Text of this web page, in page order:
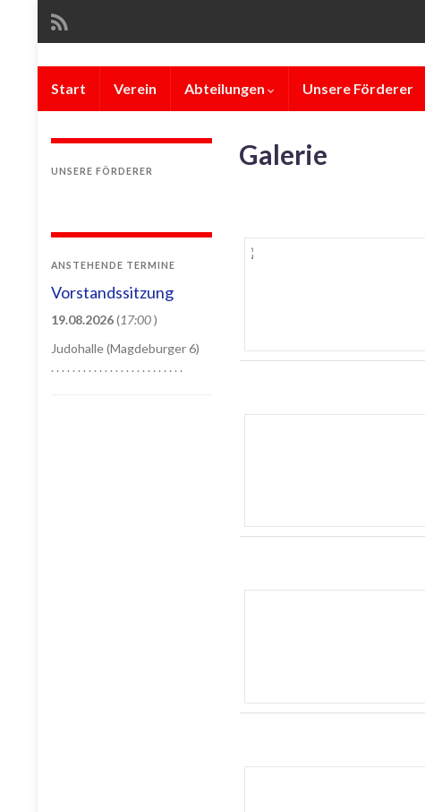
Start Verein Abteilungen Unsere Förderer
Galerie
UNSERE FÖRDERER
ANSTEHENDE TERMINE
Vorstandssitzung
19.08.2026(17:00)
Judohalle (Magdeburger 6)
. . . . . . . . . . . . . . . . . . . . . . . . .